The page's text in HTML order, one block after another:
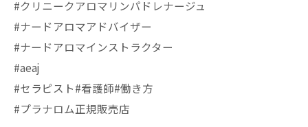
#クリニークアロマリンパドレナージュ
#ナードアロマアドバイザー
#ナードアロマインストラクター
#aeaj
#セラピスト#看護師#働き方
#プラナロム正規販売店